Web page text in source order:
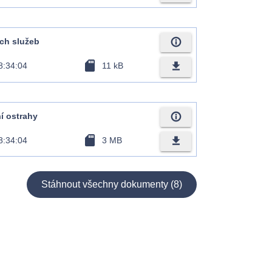
služeb
sd_card 11 kB
info_outline
file_download
ostrahy
sd_card 3 MB
info_outline
file_download
Stáhnout všechny dokumenty (8)